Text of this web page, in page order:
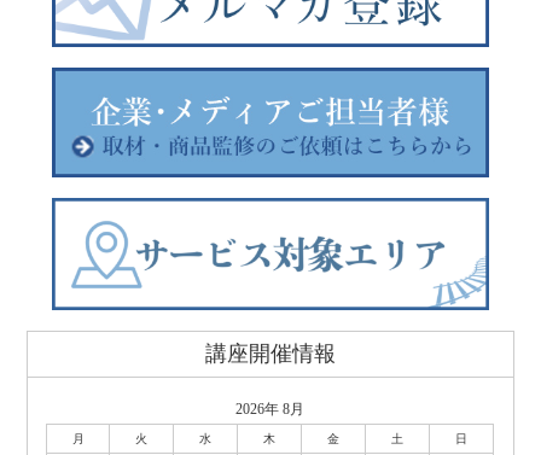
講座開催情報
2026年 8月
月 火 水 木 金 土 日